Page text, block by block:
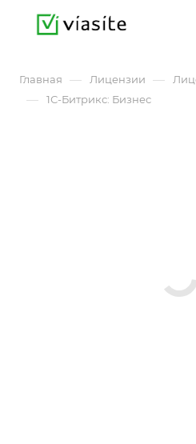
Главная — Лицензии —
— 1С-Битрикс: Бизнес